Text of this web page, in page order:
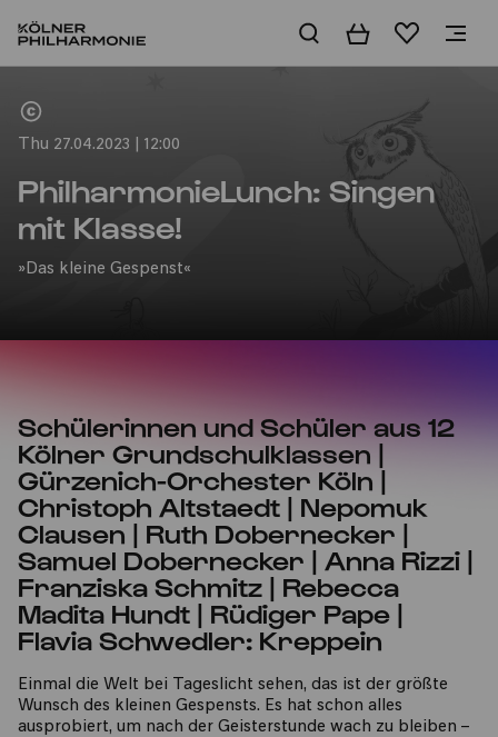
BasketWishlist
Thu 27.04.2023 | 12:00
PhilharmonieLunch: Singen
mit Klasse!
»Das kleine Gespenst«
Schülerinnen und Schüler aus 12
Kölner Grundschulklassen |
Gürzenich-Orchester Köln |
Christoph Altstaedt | Nepomuk
Clausen | Ruth Dobernecker |
Samuel Dobernecker | Anna Rizzi |
Franziska Schmitz | Rebecca
Madita Hundt | Rüdiger Pape |
Flavia Schwedler: Kreppein
Einmal die Welt bei Tageslicht sehen, das ist der größte
Wunsch des kleinen Gespensts. Es hat schon alles
ausprobiert, um nach der Geisterstunde wach zu bleiben –